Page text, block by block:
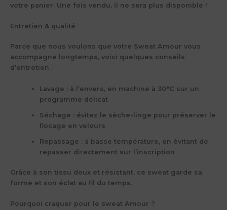
votre panier. Une fois vendu, il ne sera plus disponible !
Entretien & qualité
Parce que nous voulons que votre Sweat Amour vous
accompagne longtemps, voici quelques conseils
d’entretien :
Lavage : à l’envers, en machine à 30°C sur un
programme délicat
Séchage : évitez le sèche-linge pour préserver le
flocage en velours
Repassage : à basse température, en évitant de
repasser directement sur l’inscription
Grâce à son tissu doux et résistant, ce sweat garde sa
forme et son éclat au fil du temps.
Pourquoi craquer pour le sweat Amour ?